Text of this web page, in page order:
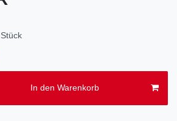
In den Warenkorb